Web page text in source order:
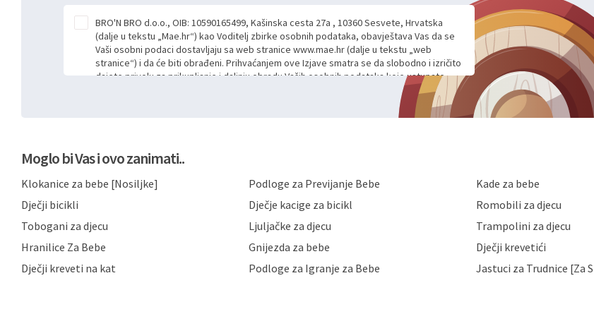
BRO'N BRO d.o.o., OIB: 10590165499, Kašinska cesta 27a , 10360 Sesvete, Hrvatska
(dalje u tekstu „Mae.hr“) kao Voditelj zbirke osobnih podataka, obavještava Vas da se
Vaši osobni podaci dostavljaju sa web stranice www.mae.hr (dalje u tekstu „web
stranice“) i da će biti obrađeni. Prihvaćanjem ove Izjave smatra se da slobodno i izričito
dajete privolu za prikupljanje i daljnju obradu Vaših osobnih podataka koje ustupate
Mae.hr putem ovih web stranica u svrhu odgovora i daljnje komunikacije na Vaš upit
poslan kroz kontakt obrazac. Radi se o dobrovoljnom davanju podataka te ovu Izjavu
niste dužni prihvatiti odnosno niste dužni unositi svoje osobne podatke u jednu od
možete pročitati ovdje, sukladno Politici privatnosti i kolačića koju možete pročitati
primjenu odgovarajućih tehničkih i sigurnosnih mjera zaštite osobnih podataka od
privatnost svojih korisnika i posjetitelja web stranica, čuva povjerljivost Vaših osobnih
podataka te omogućava pristup i priopćavanje osobnih podataka samo onim svojim
trećim osobama samo u slučajevima koji su dozvoljeni zakonima. Napominjemo da
možete u svako doba, u potpunosti ili djelomice, bez naknade i objašnjenja odustati od
dane privole i zatražiti prestanak aktivnosti obrade Vaših osobnih podataka. Opoziv
Moglo bi Vas i ovo zanimati..
Klokanice za bebe [Nosiljke] Podloge za Previjanje Bebe Kade za bebe
Dječji bicikli
Dječje kacige za bicikl Romobili za djecu
Tobogani za djecu
Ljuljačke za djecu Trampolini za djecu
Hranilice Za Bebe
Gnijezda za bebe Dječji krevetići
Dječji kreveti na kat
Podloge za Igranje za Bebe Jastuci za Trudnice [Za